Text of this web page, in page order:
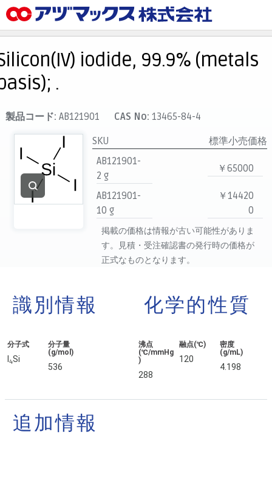
お気に入り
カート
マイアカウント
主要取扱ブランド
代理店一覧
支払い
製品検索
iodide, 99.9% (metals
.
製品コード: AB121901 CAS No: 13465-84-4
SKU
標準小売価格
AB121901-
2 g
￥65000
AB121901-
10 g
￥14420
0
掲載の価格は情報が古い可能性がありま
す。見積・受注確認書の発行時の価格が
正式なものとなります。
識別情報
分子式
4Si
分子量
(g/mol)
536
化学的性質
沸点
(℃/mmHg
)
288
融点(℃)
120
密度
(g/mL)
4.198
追加情報